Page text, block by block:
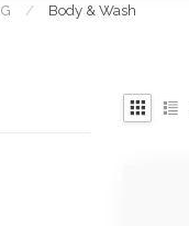
/ Body & Wash